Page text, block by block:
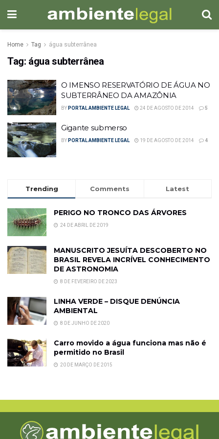
Home Tag água subterrânea
Tag: água subterrânea
O IMENSO RESERVATÓRIO DE ÁGUA NO
SUBTERRÂNEO DA AMAZÔNIA
BY PORTAL AMBIENTE LEGAL 24 DE AGOSTO DE 2014 5
Gigante submerso
BY PORTAL AMBIENTE LEGAL 19 DE AGOSTO DE 2014 4
Trending Comments Latest
PERIGO NO TRONCO DAS ÁRVORES
24 DE ABRIL DE 2019
MANUSCRITO JESUÍTA DESCOBERTO NO
BRASIL REVELA INCRÍVEL CONHECIMENTO
DE ASTRONOMIA
8 DE FEVEREIRO DE 2023
LINHA VERDE – DISQUE DENÚNCIA
AMBIENTAL
8 DE JUNHO DE 2020
Carro movido a água funciona mas não é
permitido no Brasil
20 DE MARÇO DE 2015